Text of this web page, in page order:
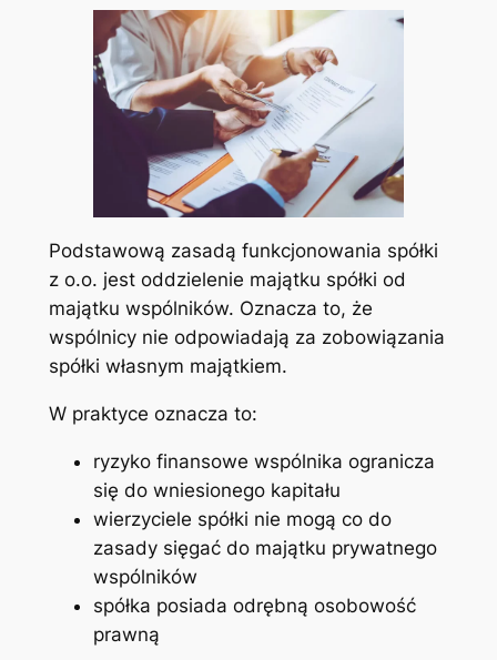
Podstawową zasadą funkcjonowania spółki
z o.o. jest oddzielenie majątku spółki od
majątku wspólników. Oznacza to, że
wspólnicy nie odpowiadają za zobowiązania
spółki własnym majątkiem.
W praktyce oznacza to:
ryzyko finansowe wspólnika ogranicza
się do wniesionego kapitału
wierzyciele spółki nie mogą co do
zasady sięgać do majątku prywatnego
wspólników
spółka posiada odrębną osobowość
prawną